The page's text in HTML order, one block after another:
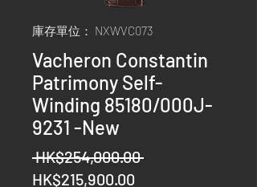
庫存單位： NXWVC073
Vacheron Constantin
Patrimony Self-
Winding 85180/000J-
9231 -New
HK$254,000.00 一
HK$215,900.00